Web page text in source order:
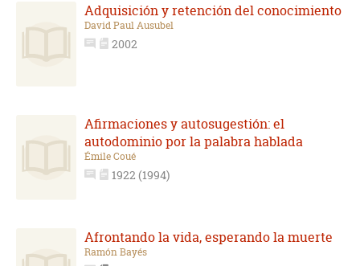
Adquisición y retención del conocimiento
David Paul Ausubel
2002
Afirmaciones y autosugestión: el
autodominio por la palabra hablada
Émile Coué
1922 (1994)
Afrontando la vida, esperando la muerte
Ramón Bayés